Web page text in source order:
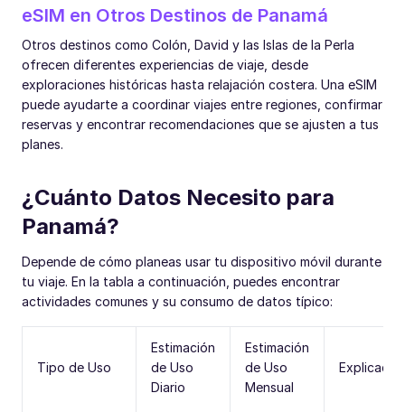
eSIM en Otros Destinos de Panamá
Otros destinos como Colón, David y las Islas de la Perla
ofrecen diferentes experiencias de viaje, desde
exploraciones históricas hasta relajación costera. Una eSIM
puede ayudarte a coordinar viajes entre regiones, confirmar
reservas y encontrar recomendaciones que se ajusten a tus
planes.
¿Cuánto Datos Necesito para
Panamá?
Depende de cómo planeas usar tu dispositivo móvil durante
tu viaje. En la tabla a continuación, puedes encontrar
actividades comunes y su consumo de datos típico:
Tipo de Uso
Estimación
de Uso
Diario
Estimación
de Uso
Mensual